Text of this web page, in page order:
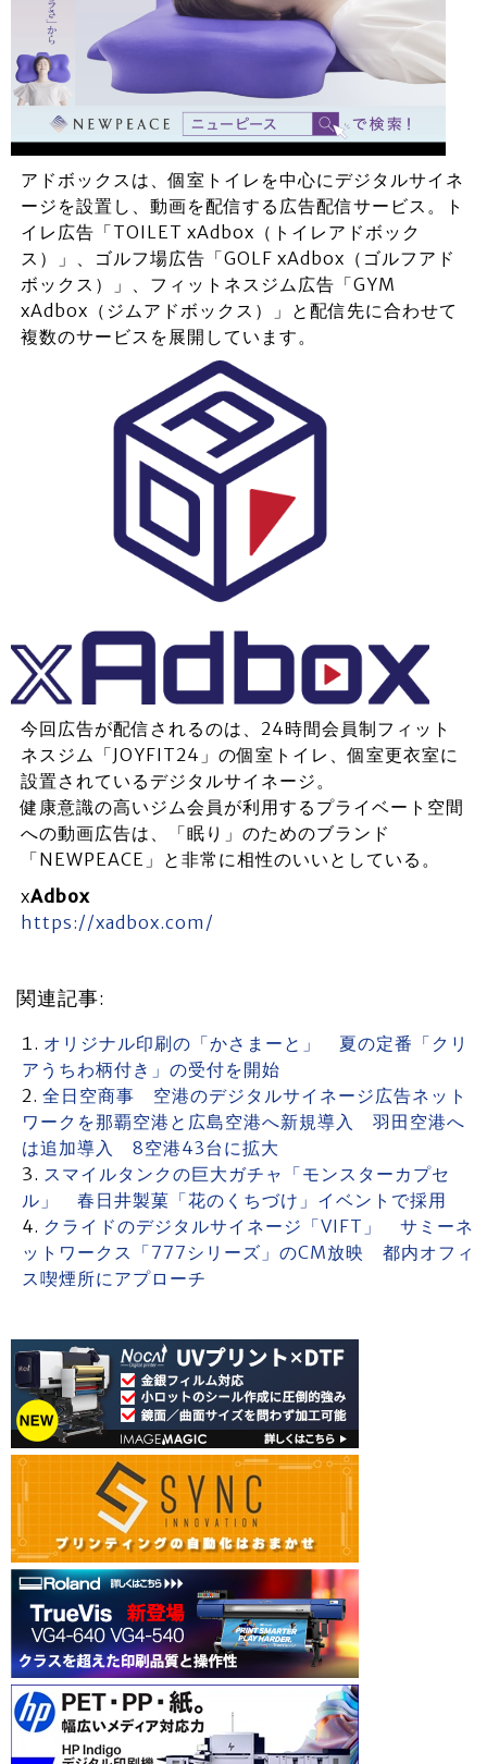
アドボックスは、個室トイレを中心にデジタルサイネ
ージを設置し、動画を配信する広告配信サービス。ト
イレ広告「TOILET xAdbox（トイレアドボック
ス）」、ゴルフ場広告「GOLF xAdbox（ゴルフアド
ボックス）」、フィットネスジム広告「GYM
xAdbox（ジムアドボックス）」と配信先に合わせて
複数のサービスを展開しています。
今回広告が配信されるのは、24時間会員制フィット
ネスジム「JOYFIT24」の個室トイレ、個室更衣室に
設置されているデジタルサイネージ。
健康意識の高いジム会員が利用するプライベート空間
への動画広告は、「眠り」のためのブランド
「NEWPEACE」と非常に相性のいいとしている。
xAdbox
https://xadbox.com/
関連記事:
オリジナル印刷の「かさまーと」 夏の定番「クリ
アうちわ柄付き」の受付を開始
全日空商事 空港のデジタルサイネージ広告ネット
ワークを那覇空港と広島空港へ新規導入 羽田空港へ
は追加導入 8空港43台に拡大
スマイルタンクの巨大ガチャ「モンスターカプセ
ル」 春日井製菓「花のくちづけ」イベントで採用
クライドのデジタルサイネージ「VIFT」 サミーネ
ットワークス「777シリーズ」のCM放映 都内オフィ
ス喫煙所にアプローチ